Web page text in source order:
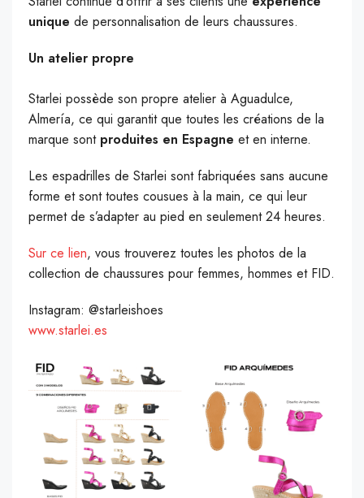
unique de personnalisation de leurs chaussures.
Un atelier propre
Starlei possède son propre atelier à Aguadulce,
Almería, ce qui garantit que toutes les créations de la
marque sont produites en Espagne et en interne.
Les espadrilles de Starlei sont fabriquées sans aucune
forme et sont toutes cousues à la main, ce qui leur
permet de s’adapter au pied en seulement 24 heures.
Sur ce lien, vous trouverez toutes les photos de la
collection de chaussures pour femmes, hommes et FID.
Instagram: @starleishoes
www.starlei.es